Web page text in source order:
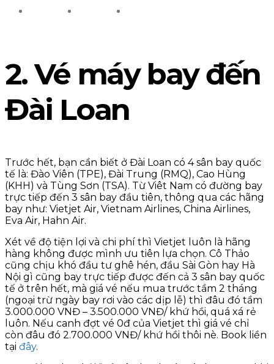
2. Vé máy bay đến
Đài Loan
Trước hết, bạn cần biết ở Đài Loan có 4 sân bay quốc
tế là: Đào Viên (TPE), Đài Trung (RMQ), Cao Hùng
(KHH) và Tùng Sơn (TSA). Từ Viêt Nam có đường bay
trực tiếp đến 3 sân bay đầu tiên, thông qua các hãng
bay như: Vietjet Air, Vietnam Airlines, China Airlines,
Eva Air, Hahn Air.
Xét về độ tiện lợi và chi phí thì Vietjet luôn là hãng
hàng không được mình ưu tiên lựa chọn. Cô Thảo
cũng chịu khó đầu tư ghê hén, đầu Sài Gòn hay Hà
Nội gì cũng bay trực tiếp được đến cả 3 sân bay quốc
tế ở trên hết, mà giá vé nếu mua trước tầm 2 tháng
(ngoại trừ ngày bay rơi vào các dịp lễ) thì đâu đó tầm
3.000.000 VNĐ – 3.500.000 VNĐ/ khứ hồi, quá xá rẻ
luôn. Nếu canh đợt vé 0đ của Vietjet thì giá vé chỉ
còn đâu đó 2.700.000 VNĐ/ khứ hồi thôi nè. Book liền
tại đây.